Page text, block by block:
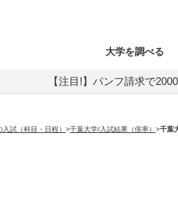
大学を調べる
【注目!】パンフ請求で
試（科目・日程） >千葉大学/入試結果（倍率） >千葉